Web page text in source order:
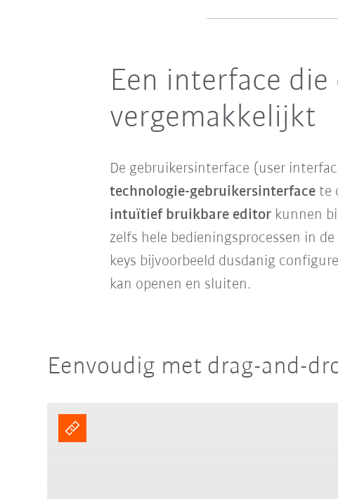
Een interface
vergemakkelijkt
De gebruikersinterface (user
technologie-gebruikersinterfacete
intuïtief bruikbare editorkunnen
zelfs hele bedieningsprocessen in
keys bijvoorbeeld dusdanig
kan openen en sluiten.
Eenvoudig met drag-and-